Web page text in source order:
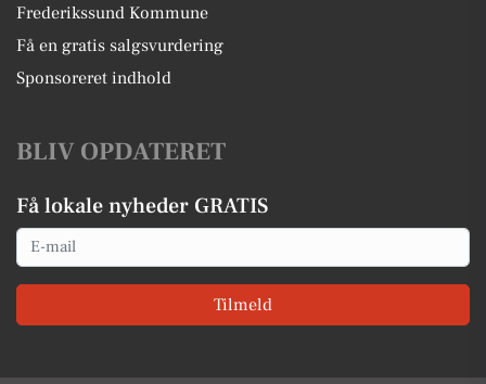
Frederikssund Kommune
Få en gratis salgsvurdering
Sponsoreret indhold
BLIV OPDATERET
Få lokale nyheder GRATIS
Email
Tilmeld